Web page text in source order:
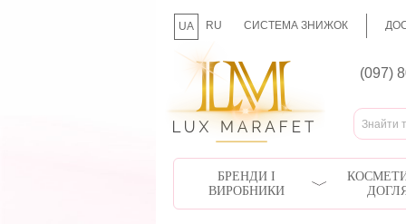
UA RU СИСТЕМА ЗНИЖОК
(097)
БРЕНДИ І
ВИРОБНИКИ